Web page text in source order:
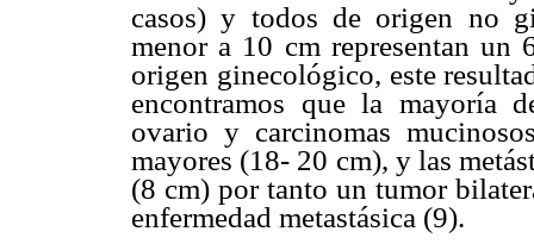
casos) y todos de origen no
menor a 10 cm representan un
origen ginecológico, este
encontramos que la mayoría
ovario y carcinomas
mayores (18- 20 cm), y las
(8 cm) por tanto un tumor
enfermedad metastásica (9).